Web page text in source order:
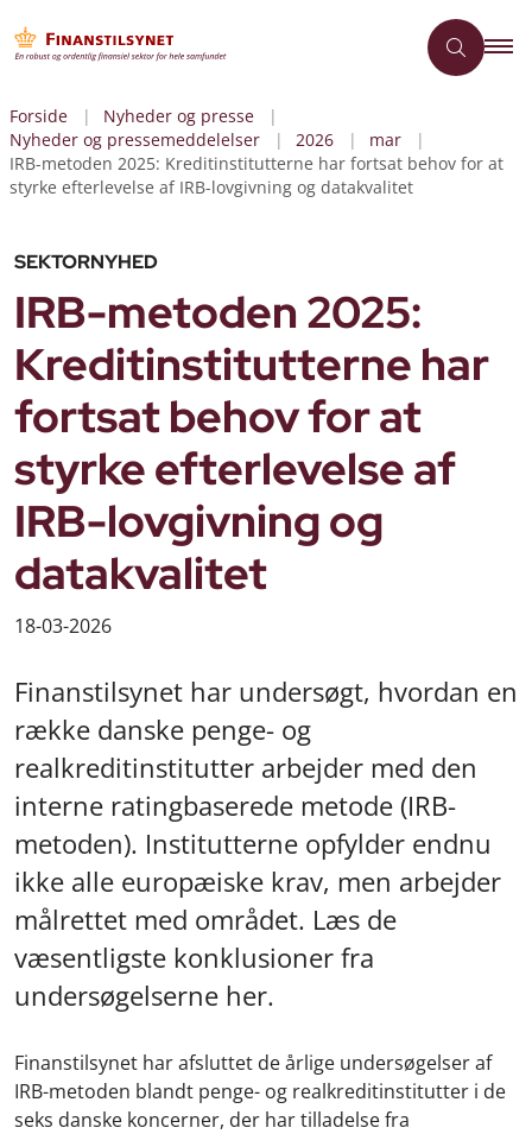
Forside
Nyheder og presse
Nyheder og pressemeddelelser
2026
mar
IRB-metoden 2025: Kreditinstitutterne har fortsat behov for at
styrke efterlevelse af IRB-lovgivning og datakvalitet
SEKTORNYHED
IRB-metoden 2025:
Kreditinstitutterne har
fortsat behov for at
styrke efterlevelse af
IRB-lovgivning og
datakvalitet
18-03-2026
Finanstilsynet har undersøgt, hvordan en
række danske penge- og
realkreditinstitutter arbejder med den
interne ratingbaserede metode (IRB-
metoden). Institutterne opfylder endnu
ikke alle europæiske krav, men arbejder
målrettet med området. Læs de
væsentligste konklusioner fra
undersøgelserne her.
Finanstilsynet har afsluttet de årlige undersøgelser af
IRB-metoden blandt penge- og realkreditinstitutter i de
seks danske koncerner, der har tilladelse fra